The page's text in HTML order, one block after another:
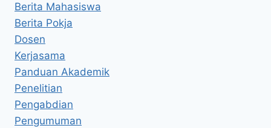
Berita Mahasiswa
Berita Pokja
Dosen
Kerjasama
Panduan Akademik
Penelitian
Pengabdian
Pengumuman